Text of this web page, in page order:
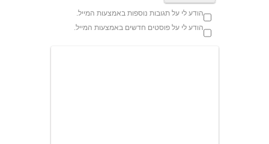
הודע לי על תגובות נוספות באמצעות המייל.
הודע לי על פוסטים חדשים באמצעות המייל.